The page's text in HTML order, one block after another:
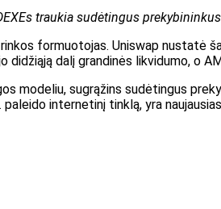
traukia sudėtingus
formuotojas. Uniswap nustatė
dalį grandinės likvidumo, o
modeliu, sugrąžins sudėtingus
internetinį tinklą, yra